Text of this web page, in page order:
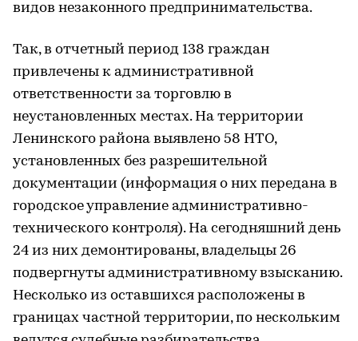
видов незаконного предпринимательства.
Так, в отчетный период 138 граждан
привлечены к административной
ответственности за торговлю в
неустановленных местах. На территории
Ленинского района выявлено 58 НТО,
установленных без разрешительной
документации (информация о них передана в
городское управление административно-
технического контроля). На сегодняшний день
24 из них демонтированы, владельцы 26
подвергнуты административному взысканию.
Несколько из оставшихся расположены в
границах частной территории, по нескольким